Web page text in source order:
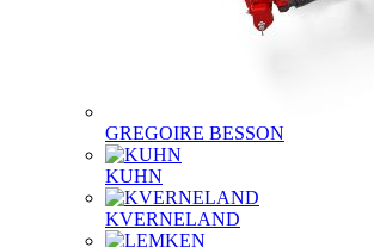
GREGOIRE BESSON
KUHN
KVERNELAND